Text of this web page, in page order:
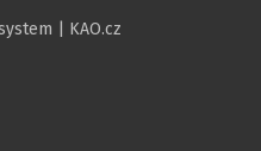
| KAO.cz